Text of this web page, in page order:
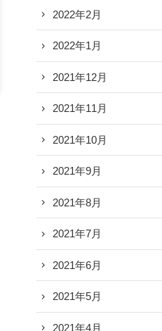
2022年2月
2022年1月
2021年12月
2021年11月
2021年10月
2021年9月
2021年8月
2021年7月
2021年6月
2021年5月
2021年4月